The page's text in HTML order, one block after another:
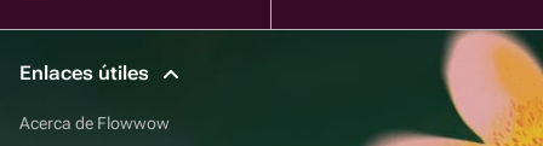
Enlaces útiles
Acerca de Flowwow